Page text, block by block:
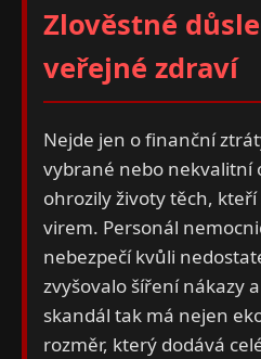
Zlověstné
veřejné zdraví
Nejde jen o finanční
vybrané nebo nekvalitní
ohrozily životy těch,
virem. Personál
nebezpečí kvůli
zvyšovalo šíření nákazy
skandál tak má nejen
rozměr, který dodává